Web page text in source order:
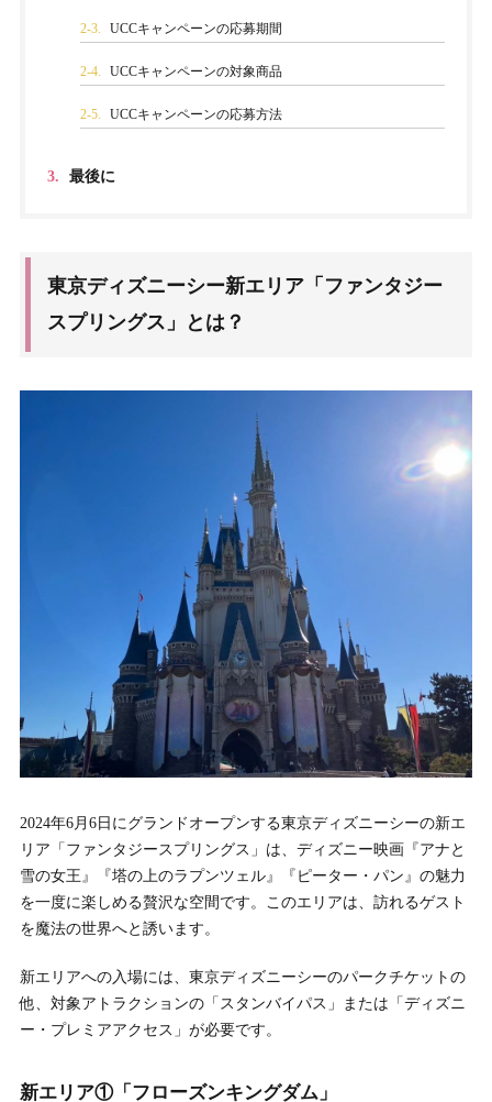
2-3. UCCキャンペーンの応募期間
2-4. UCCキャンペーンの対象商品
2-5. UCCキャンペーンの応募方法
3. 最後に
東京ディズニーシー新エリア「ファンタジー
スプリングス」とは？
2024年6月6日にグランドオープンする東京ディズニーシーの新エ
リア「ファンタジースプリングス」は、ディズニー映画『アナと
雪の女王』『塔の上のラプンツェル』『ピーター・パン』の魅力
を一度に楽しめる贅沢な空間です。このエリアは、訪れるゲスト
を魔法の世界へと誘います。
新エリアへの入場には、東京ディズニーシーのパークチケットの
他、対象アトラクションの「スタンバイパス」または「ディズニ
ー・プレミアアクセス」が必要です。
新エリア①「フローズンキングダム」